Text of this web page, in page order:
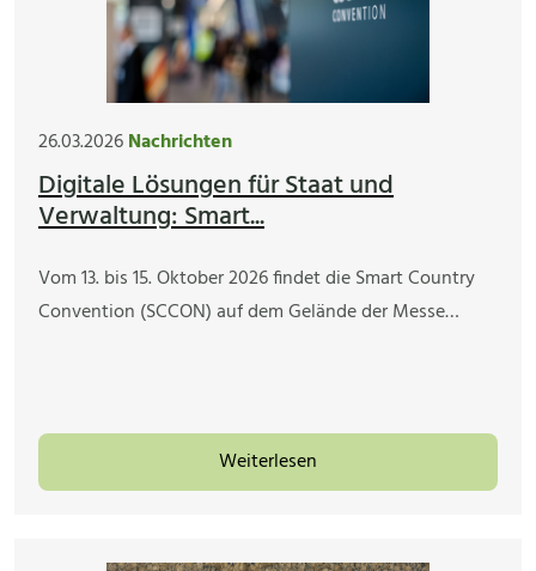
26.03.2026Nachrichten
Digitale Lösungen für Staat und
Verwaltung: Smart...
Vom 13. bis 15. Oktober 2026 findet die Smart Country
Convention (SCCON) auf dem Gelände der Messe…
Weiterlesen